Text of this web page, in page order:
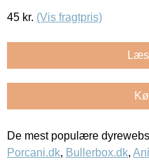
45 kr. (Vis fragtpris)
De mest populære
Porcani.dk, Bullerbox.dk,